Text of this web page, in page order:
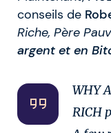
conseils de
Riche, Père
argent et en
WHY
RICH